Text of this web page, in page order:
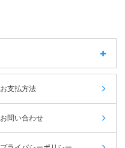
お支払方法
お問い合わせ